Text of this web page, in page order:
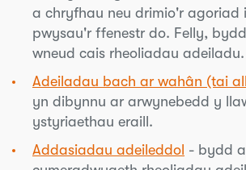
a chryfhau neu drimio'r agoriad
pwysau'r ffenestr do. Felly,
wneud cais rheoliadau adeiladu.
Adeiladau bach ar wahân (tai
yn dibynnu ar arwynebedd y
ystyriaethau eraill.
Addasiadau adeileddol - bydd